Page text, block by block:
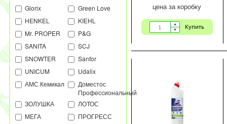
Glorix
Green Love
HENKEL
KIEHL
Mr. PROPER
P&G
SANITA
SCJ
SNOWTER
Sanfor
UNICUM
Udalix
АМС Кемикал
Доместос
Профессиональный
ЗОЛУШКА
ЛОТОС
МЕГА
ПРОГРЕСС
цена за коробку
Купить